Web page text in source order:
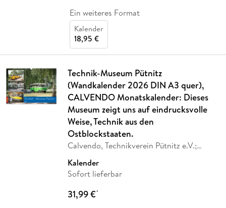
Ein weiteres Format
Kalender
18,95 €
Technik-Museum Pütnitz
(Wandkalender 2026 DIN A3 quer),
CALVENDO Monatskalender: Dieses
Museum zeigt uns auf eindrucksvolle
Weise, Technik aus den
Ostblockstaaten.
Calvendo, Technikverein Pütnitz e.V.;…
Kalender
Sofort lieferbar
31,99 €*